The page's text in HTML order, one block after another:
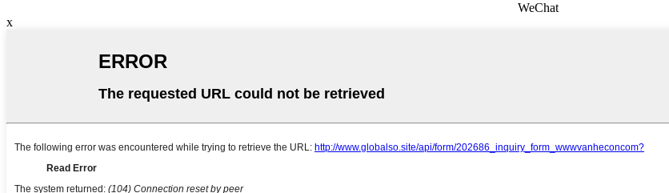
WeChat
x